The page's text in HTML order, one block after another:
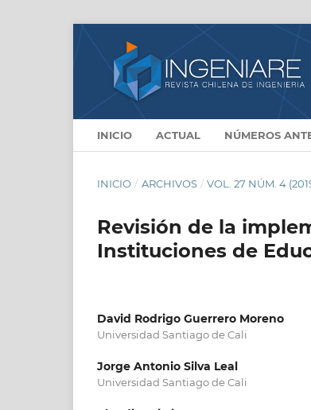
INICIO ACTUAL NÚMEROS
INICIO / ARCHIVOS / VOL. 27 NÚM. 4
Revisión de la
Instituciones de
David Rodrigo Guerrero Moreno
Universidad Santiago de Cali
Jorge Antonio Silva Leal
Universidad Santiago de Cali